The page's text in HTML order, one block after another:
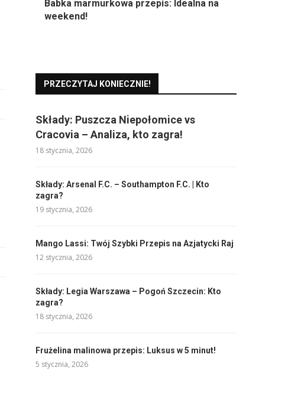
Babka marmurkowa przepis: Idealna na
weekend!
PRZECZYTAJ KONIECZNIE!
Składy: Puszcza Niepołomice vs
Cracovia – Analiza, kto zagra!
18 stycznia, 2026
Składy: Arsenal F.C. – Southampton F.C. | Kto
zagra?
19 stycznia, 2026
Mango Lassi: Twój Szybki Przepis na Azjatycki Raj
12 stycznia, 2026
Składy: Legia Warszawa – Pogoń Szczecin: Kto
zagra?
18 stycznia, 2026
Frużelina malinowa przepis: Luksus w 5 minut!
5 stycznia, 2026